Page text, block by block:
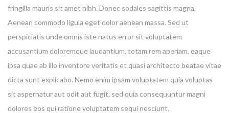
fringilla mauris sit amet nibh. Donec sodales sagittis magna.
Aenean commodo ligula eget dolor aenean massa. Sed ut
perspiciatis unde omnis iste natus error sit voluptatem
accusantium doloremque laudantium, totam rem aperiam, eaque
ipsa quae ab illo inventore veritatis et quasi architecto beatae vitae
dicta sunt explicabo. Nemo enim ipsam voluptatem quia voluptas
sit aspernatur aut odit aut fugit, sed quia consequuntur magni
dolores eos qui ratione voluptatem sequi nesciunt.